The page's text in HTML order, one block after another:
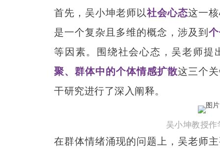
首先，吴小坤老师以社会心态这一
是一个复杂且多维的概念，涉及到
等因素。围绕社会心态，吴老师提
聚、群体中的个体情感扩散这三个
干研究进行了深入阐释。
吴小坤教授作
在群体情绪涌现的问题上，吴老师